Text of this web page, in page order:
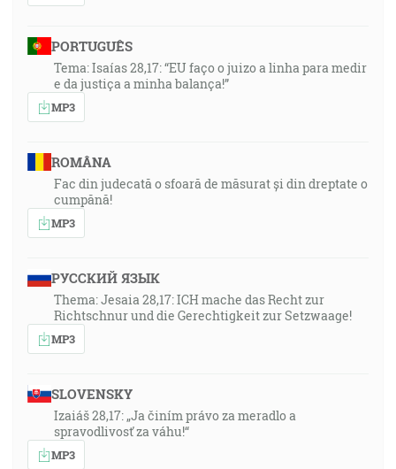
PORTUGUÊS
Tema: Isaías 28,17: “EU faço o juizo a linha para medir
e da justiça a minha balança!”
MP3
ROMÂNA
Fac din judecată o sfoară de măsurat și din dreptate o
cumpănă!
MP3
РУССКИЙ ЯЗЫК
Thema: Jesaia 28,17: ICH mache das Recht zur
Richtschnur und die Gerechtigkeit zur Setzwaage!
MP3
SLOVENSKY
Izaiáš 28,17: „Ja činím právo za meradlo a
spravodlivosť za váhu!“
MP3